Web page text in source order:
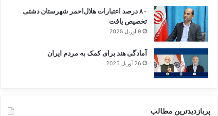
۸۰ درصد اعتبارات هلال‌احمر شهرستان دشتی
تخصیص یافت
9 آوریل 2025
آمادگی هند برای کمک به مردم ایران
26 آوریل 2025
پربازدیدترین مطالب